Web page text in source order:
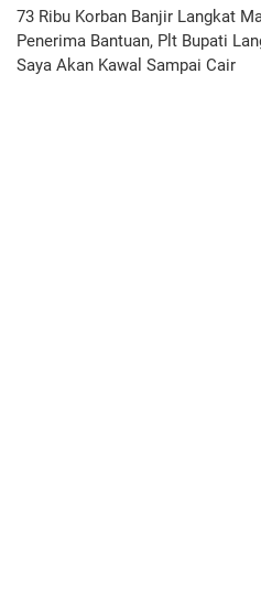
73 Ribu Korban Banjir Langkat
Penerima Bantuan, Plt Bupati
Saya Akan Kawal Sampai Cair